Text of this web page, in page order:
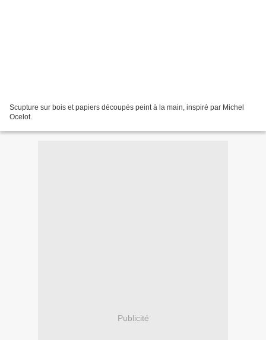
Scupture sur bois et papiers découpés peint à la main, inspiré par Michel
Ocelot.
Publicité